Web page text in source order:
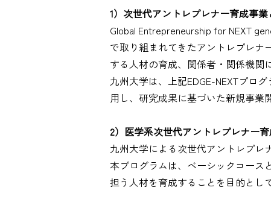
1）次世代アントレプレナー育成事業
Global Entrepreneurship for NEXT
で取り組まれてきたアントレプレナ
する人材の育成、関係者・関係機関
九州大学は、上記EDGE-NEXTプロ
用し、研究成果に基づいた新規事業
2）医学系次世代アントレプレナー
九州大学による次世代アントレプレ
本プログラムは、ベーシックコース
担う人材を育成することを目的とし